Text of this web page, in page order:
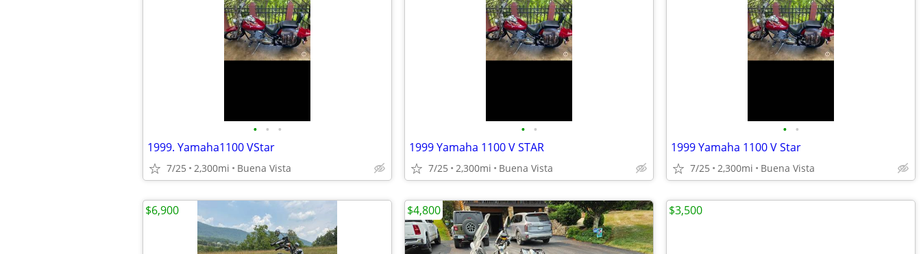
• • •
1999. Yamaha1100 VStar
7/25 2,300mi Buena Vista
• •
1999 Yamaha 1100 V STAR
7/25 2,300mi Buena Vista
• •
1999 Yamaha 1100 V Star
7/25 2,300mi Buena Vista
$6,900 $4,800 $3,500